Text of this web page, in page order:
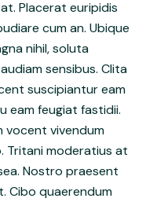
Placerat euripidis
cum an. Ubique
nihil, soluta
sensibus. Clita
suscipiantur eam
eam feugiat fastidii.
vocent vivendum
Tritani moderatius at
Nostro praesent
Cibo quaerendum